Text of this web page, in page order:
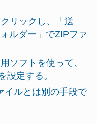
リックし、「送
ルダー」でZIPファ
ソフトを使って、
設定する。
イルとは別の手段で